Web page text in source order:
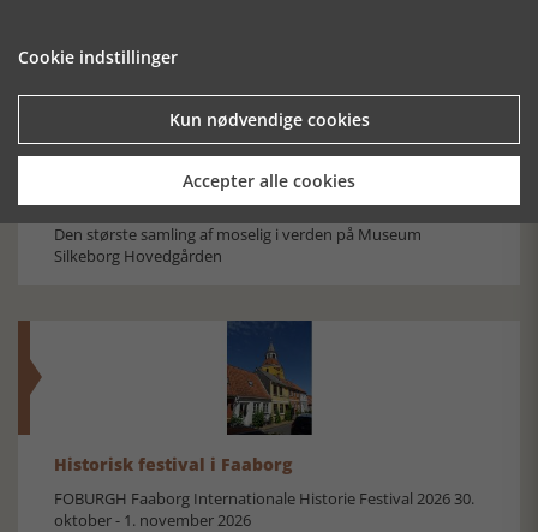
Den største samling af moselig i verden på Museum
Silkeborg Hovedgården
Historisk festival i Faaborg
FOBURGH Faaborg Internationale Historie Festival 2026 30.
oktober - 1. november 2026
Cookie indstillinger
Kun nødvendige cookies
Accepter alle cookies